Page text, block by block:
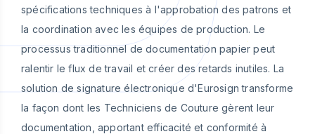
spécifications techniques à l'approbation des patrons et
la coordination avec les équipes de production. Le
processus traditionnel de documentation papier peut
ralentir le flux de travail et créer des retards inutiles. La
solution de signature électronique d'Eurosign transforme
la façon dont les Techniciens de Couture gèrent leur
documentation, apportant efficacité et conformité à